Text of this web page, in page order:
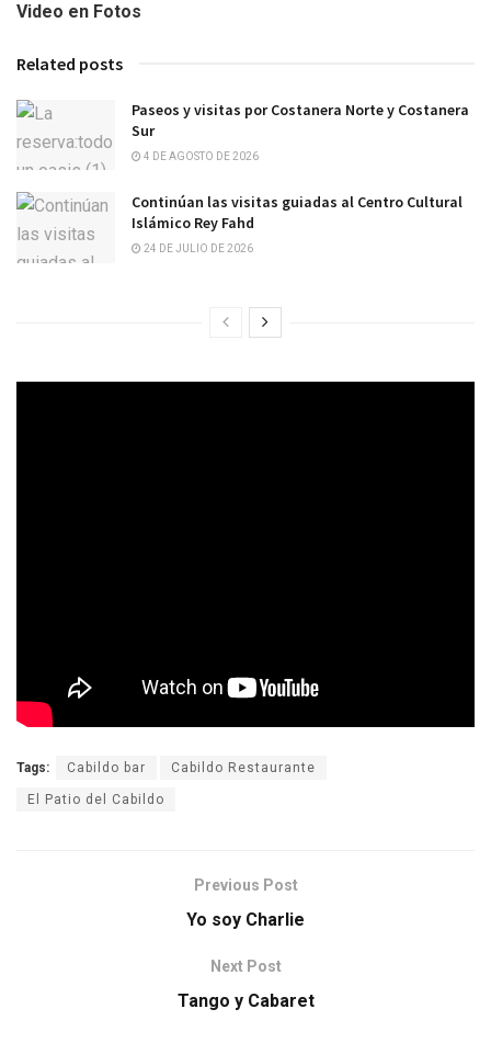
Video en Fotos
Related posts
Paseos y visitas por Costanera Norte y Costanera
Sur
4 DE AGOSTO DE 2026
Continúan las visitas guiadas al Centro Cultural
Islámico Rey Fahd
24 DE JULIO DE 2026
Tags: Cabildo bar Cabildo Restaurante
El Patio del Cabildo
Previous Post
Yo soy Charlie
Next Post
Tango y Cabaret